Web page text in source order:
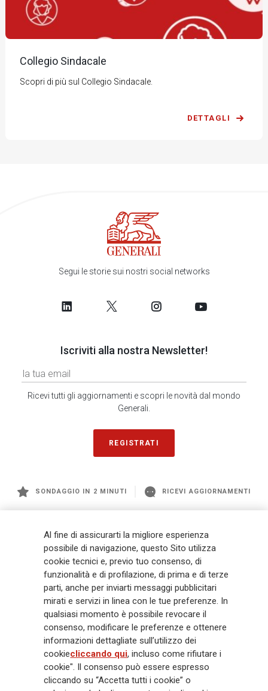
Collegio Sindacale
Scopri di più sul Collegio Sindacale.
DETTAGLI
Segui le storie sui nostri social networks
Iscriviti alla nostra Newsletter!
Ricevi tutti gli aggiornamenti e scopri le novità dal mondo
Generali.
REGISTRATI
SONDAGGIO IN 2 MINUTI RICEVI AGGIORNAMENTI
management a livello globale, con premi complessivi pari a € 98,1
miliardi e € 900 miliardi di AUM nel 2025. Fondato nel 1831, con oltre 88
mila dipendenti e 163 mila agenti che servono 75 milioni di clienti, il
Gruppo ha una posizione di leadership in Europa e una presenza
crescente in Asia e America. Al centro della strategia di Generali c'è il suo
impegno Lifetime Partner verso i clienti, realizzato attraverso soluzioni
innovative e personalizzate, un'esperienza cliente di prima classe e le sue
capacità di distribuzione globale digitalizzata. Il Gruppo ha
completamente integrato la sostenibilità in tutte le scelte strategiche, con
l'obiettivo di creare valore per tutti gli stakeholder mentre costruisce una
società più equa e resiliente.
Al fine di assicurarti la migliore esperienza
possibile di navigazione, questo Sito utilizza
cookie tecnici e, previo tuo consenso, di
funzionalità e di profilazione, di prima e di terze
parti, anche per inviarti messaggi pubblicitari
mirati e servizi in linea con le tue preferenze. In
qualsiasi momento è possibile revocare il
consenso, modificare le preferenze e ottenere
informazioni dettagliate sull’utilizzo dei
cookiecliccando qui, incluso come rifiutare i
cookie". Il consenso può essere espresso
cliccando su “Accetta tutti i cookie” o